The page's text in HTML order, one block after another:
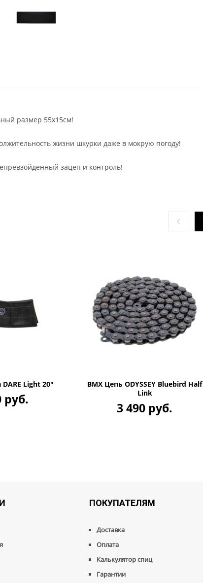
размер 55x15см!
жизни шкурки даже в мокрую погоду!
зацеп и контроль!
Light 20"
руб.
BMX Цепь ODYSSEY Bluebird Half
Link
3 490 руб.
ПОКУПАТЕЛЯМ
Доставка
Оплата
Калькулятор спиц
Гарантии